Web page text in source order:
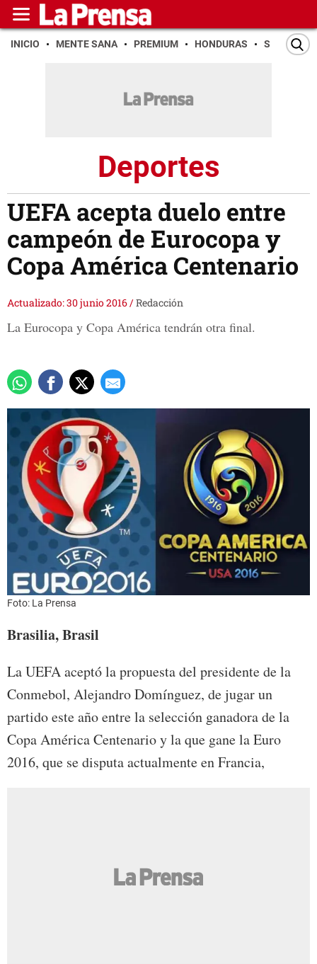
INICIO MENTE SANA PREMIUM HONDURAS SAN PEDRO
Deportes
UEFA acepta duelo entre
campeón de Eurocopa y
Copa América Centenario
Actualizado: 30 junio 2016/Redacción
La Eurocopa y Copa América tendrán otra final.
Foto: La Prensa
Brasilia, Brasil
La UEFA aceptó la propuesta del presidente de la
Conmebol, Alejandro Domínguez, de jugar un
partido este año entre la selección ganadora de la
Copa América Centenario y la que gane la Euro
2016, que se disputa actualmente en Francia,